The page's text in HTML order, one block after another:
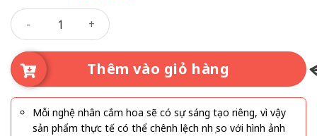
gốc
là:
600.000₫.
550.000₫.
Bó hoa 221 số lượng
Thêm vào giỏ hàng
Mỗi nghệ nhân cắm hoa sẽ có sự sáng tạo riêng, vì vậy
sản phẩm thực tế có thể chênh lệch nhẹ so với hình ảnh